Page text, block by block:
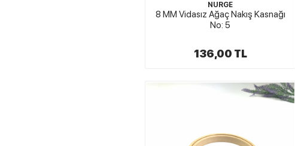
NURGE
8 MM Vidasız Ağaç Nakış Kasnağı
No: 5
136,00 TL